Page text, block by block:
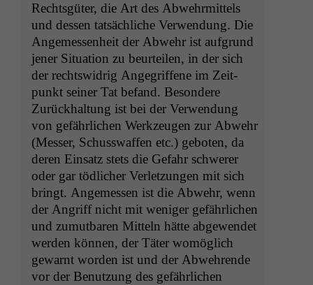
Rechts­güter, die Art des Abwehrmit­tels
und dessen tat­säch­liche Ver­wen­dung. Die
Angemessen­heit der Abwehr ist auf­grund
jen­er Sit­u­a­tion zu beurteilen, in der sich
der rechtswidrig Ange­grif­f­ene im Zeit­
punkt sein­er Tat befand. Beson­dere
Zurück­hal­tung ist bei der Ver­wen­dung
von gefährlichen Werkzeu­gen zur Abwehr
(Mess­er, Schuss­waf­fen etc.) geboten, da
deren Ein­satz stets die Gefahr schw­er­er
oder gar tödlich­er Ver­let­zun­gen mit sich
bringt. Angemessen ist die Abwehr, wenn
der Angriff nicht mit weniger gefährlichen
und zumut­baren Mit­teln hätte abgewen­det
wer­den kön­nen, der Täter wom­öglich
gewarnt wor­den ist und der Abwehrende
vor der Benutzung des gefährlichen